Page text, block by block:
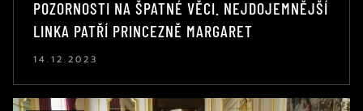
POZORNOSTI NA ŠPATNÉ VĚCI. NEJDOJEMNĚJŠÍ
LINKA PATŘÍ PRINCEZNĚ MARGARET
14.12.2023